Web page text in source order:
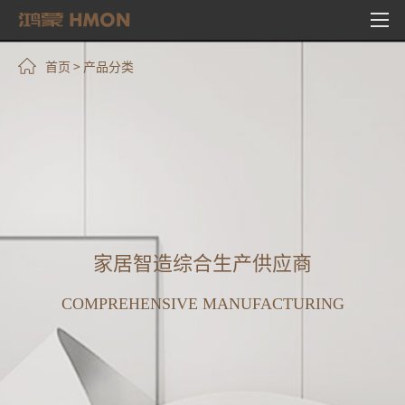
首页 > 产品分类
家居智造综合生产供应商
COMPREHENSIVE MANUFACTURING